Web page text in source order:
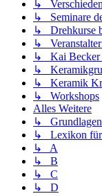
↳
↳ Seminare
↳ Drehkurse
↳
↳ Kai Becker
↳
↳ Keramik
↳ Workshops
Alles Weitere
↳ Grundlagen
↳ Lexikon für
↳ A
↳ B
↳ C
↳ D